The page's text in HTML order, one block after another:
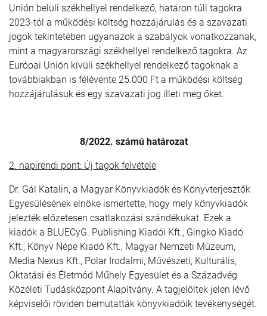
Unión belüli székhellyel rendelkező, határon túli tagokra
2023-tól a működési költség hozzájárulás és a szavazati
jogok tekintetében ugyanazok a szabályok vonatkozzanak,
mint a magyarországi székhellyel rendelkező tagokra. Az
Európai Unión kívüli székhellyel rendelkező tagoknak a
továbbiakban is félévente 25.000 Ft a működési költség
hozzájárulásuk és egy szavazati jog illeti meg őket.
8/2022. számú határozat
2. napirendi pont: Új tagok felvétele
Dr. Gál Katalin, a Magyar Könyvkiadók és Könyvterjesztők
Egyesülésének elnöke ismertette, hogy mely könyvkiadók
jelezték előzetesen csatlakozási szándékukat. Ezek a
kiadók a BLUECyG. Publishing Kiadói Kft., Gingko Kiadó
Kft., Könyv Népe Kiadó Kft., Magyar Nemzeti Múzeum,
Media Nexus Kft., Polar Irodalmi, Művészeti, Kulturális,
Oktatási és Életmód Műhely Egyesület és a Századvég
Közéleti Tudásközpont Alapítvány. A tagjelöltek jelen lévő
képviselői röviden bemutatták könyvkiadóik tevékenységét.